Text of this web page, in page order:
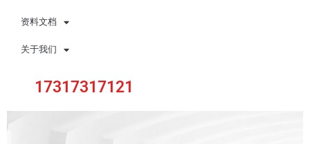
资料文档
关于我们
17317317121